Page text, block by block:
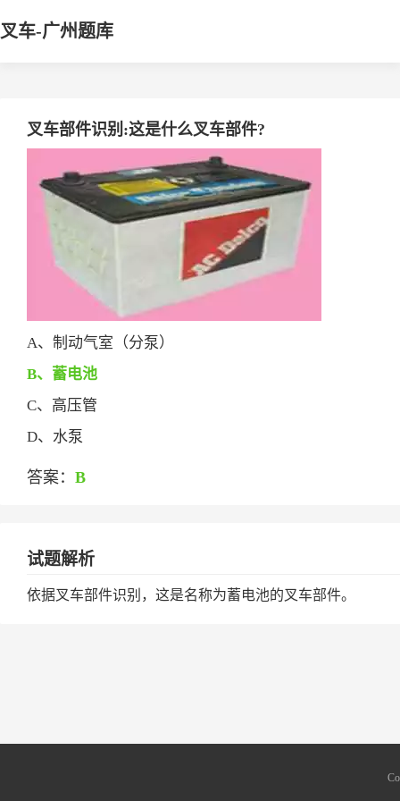
叉车-广州题库
叉车部件识别:这是什么叉车部件?
A、制动气室（分泵）
B、蓄电池
C、高压管
D、水泵
答案： B
试题解析
依据叉车部件识别，这是名称为蓄电池的叉车部件。